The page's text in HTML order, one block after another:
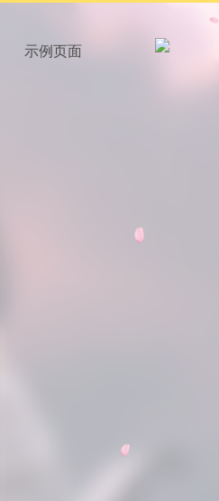
示例页面